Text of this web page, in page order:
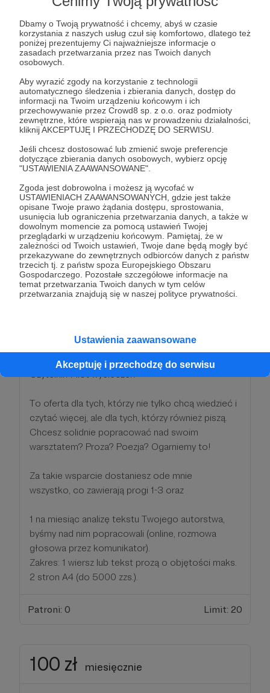
Dbamy o Twoją prywatność i chcemy, abyś w czasie
korzystania z naszych usług czuł się komfortowo, dlatego też
poniżej prezentujemy Ci najważniejsze informacje o
zasadach przetwarzania przez nas Twoich danych
osobowych.
Aby wyrazić zgody na korzystanie z technologii
automatycznego śledzenia i zbierania danych, dostęp do
informacji na Twoim urządzeniu końcowym i ich
przechowywanie przez Crowd8 sp. z o.o. oraz podmioty
zewnętrzne, które wspierają nas w prowadzeniu działalności,
kliknij AKCEPTUJĘ I PRZECHODZĘ DO SERWISU.
Jeśli chcesz dostosować lub zmienić swoje preferencje
dotyczące zbierania danych osobowych, wybierz opcję
"USTAWIENIA ZAAWANSOWANE".
Zgoda jest dobrowolna i możesz ją wycofać w
USTAWIENIACH ZAAWANSOWANYCH, gdzie jest także
opisane Twoje prawo żądania dostępu, sprostowania,
usunięcia lub ograniczenia przetwarzania danych, a także w
dowolnym momencie za pomocą ustawień Twojej
przeglądarki w urządzeniu końcowym. Pamiętaj, że w
zależności od Twoich ustawień, Twoje dane będą mogły być
przekazywane do zewnętrznych odbiorców danych z państw
trzecich tj. z państw spoza Europejskiego Obszaru
Gospodarczego. Pozostałe szczegółowe informacje na
temat przetwarzania Twoich danych w tym celów
przetwarzania znajdują się w naszej polityce prywatności.
Ustawienia zaawansowane
Akceptuję i przechodzę do serwisu
Jeeeeny! Takiego doładowania się od Ciebie nie
spodziewałem! Gdybym był telefonem na kartę, to
dzięki Tobie przez miesiąc miałbym odblokowane
konto :D
Za takie wsparcie dostaniesz ode mnie
wszystko, co zawierają progi 1-2 oraz
raz na 3 miesiące e-book mojego autorstwa z
zakresu psychologii, rozwoju osobistego, sztuki -
generalnie tego, czym się pasjonuję i o czym
mogę napisać interesujący materiał.
książkę papierową, którą prześlę Ci do domu lub
Paczkomatu.
UWAGA: *Nagroda objęta warunkiem: minimum 3
miesiące.
Patroni: 0
miesięcznie
To oferta dla tych, którzy nie tylko chcą wiedzieć i
czytać więcej, ale dla tych, którzy również piszą.
Chcesz solidnie popracować nad swoim
warsztatem? Proza? Poezja? Ogarniemy to!
Za takie wsparcie dostaniesz ode mnie
wszystko, co zawierają progi 1-3 oraz
1 na miesiąc analizę tekstu Twojego autorstwa,
byśmy nad nim popracowali (online, rozmowa
głosowa przez komunikator).
Zakres: 1 wiersz lub tekst prozą o objętości maks.
2 stron A4 (do 5000 zzs.).
Patroni: 0 Limit: 20
100 zł miesięcznie